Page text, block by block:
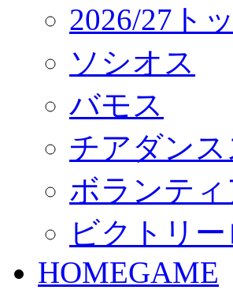
2026/27ト
ソシオス
バモス
チアダン
ボランティ
ビクトリ
HOMEGAME